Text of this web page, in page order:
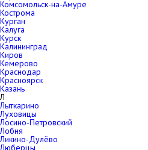
Комсомольск-на-Амуре
Кострома
Курган
Калуга
Курск
Калининград
Киров
Кемерово
Краснодар
Красноярск
Казань
Л
Лыткарино
Луховицы
Лосино-Петровский
Лобня
Ликино-Дулёво
Люберцы